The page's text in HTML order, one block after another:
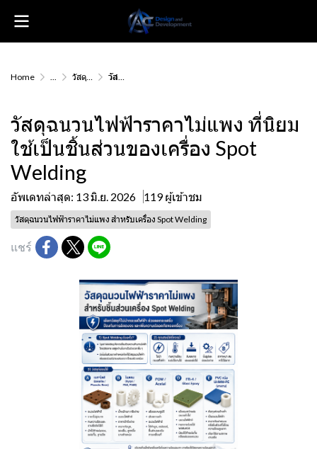
Home ... วัสดุฉนวนไฟฟ้าราคาไม่แพง สำหรับเครื่อง Spot Welding วัสดุฉนวนไฟฟ้าราคาไม่แพง ที่นิยมใช้เป็นชิ้นส่วนของเครื่อง Spot Welding
วัสดุฉนวนไฟฟ้าราคาไม่แพง ที่นิยม
ใช้เป็นชิ้นส่วนของเครื่อง Spot
Welding
อัพเดทล่าสุด: 13 มิ.ย. 2026 119 ผู้เข้าชม
วัสดุฉนวนไฟฟ้าราคาไม่แพง สำหรับเครื่อง Spot Welding
แชร์